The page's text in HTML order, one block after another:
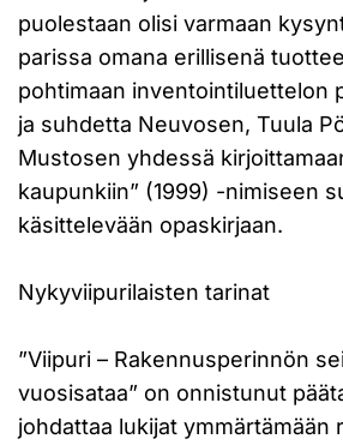
puolestaan olisi varmaan
parissa omana erillisenä
pohtimaan inventointiluettelon
ja suhdetta Neuvosen, Tuula
Mustosen yhdessä
kaupunkiin” (1999) -nimiseen
käsittelevään opaskirjaan.
Nykyviipurilaisten tarinat
”Viipuri – Rakennusperinnön
vuosisataa” on onnistunut
johdattaa lukijat ymmärtämään